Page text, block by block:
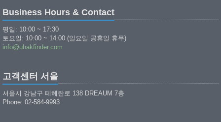
Business Hours & Contact
평일: 10:00 ~ 17:30
토요일: 10:00 ~ 14:00 (일요일 공휴일 휴무)
info@uhakfinder.com
고객센터 서울
서울시 강남구 테헤란로 138 DREAUM 7층
Phone: 02-584-9993